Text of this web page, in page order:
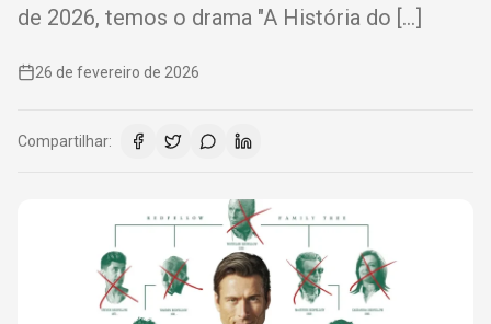
de 2026, temos o drama "A História do […]
26 de fevereiro de 2026
Compartilhar: